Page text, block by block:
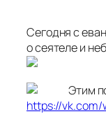
Сегодня с
о сеятеле и
Этим
https://vk.com/